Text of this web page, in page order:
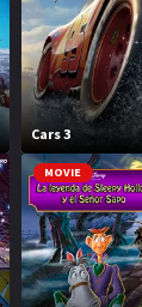
Cars 3
MOVIE